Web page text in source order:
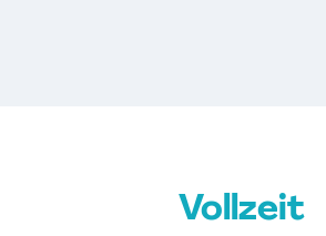
Vollzeit